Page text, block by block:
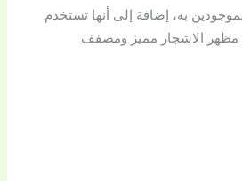
به، إضافة إلى أنها تستخدم
مظهر الاشجار مميز ومصفف